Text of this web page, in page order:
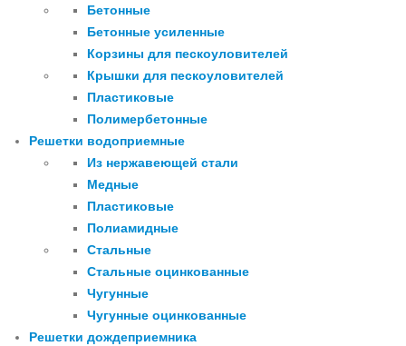
Бетонные
Бетонные усиленные
Корзины для пескоуловителей
Крышки для пескоуловителей
Пластиковые
Полимербетонные
Решетки водоприемные
Из нержавеющей стали
Медные
Пластиковые
Полиамидные
Стальные
Стальные оцинкованные
Чугунные
Чугунные оцинкованные
Решетки дождеприемника